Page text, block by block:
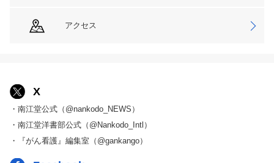
アクセス
X
・南江堂公式（@nankodo_NEWS）
・南江堂洋書部公式（@Nankodo_Intl）
・『がん看護』編集室（@gankango）